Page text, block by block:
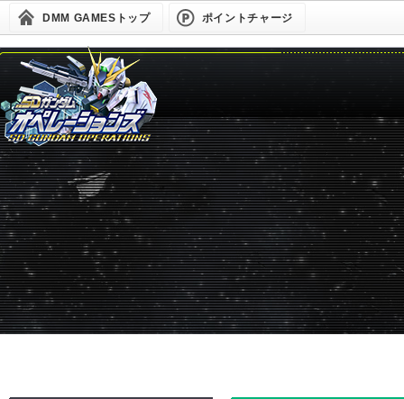
DMM GAMESトップ ポイントチャージ